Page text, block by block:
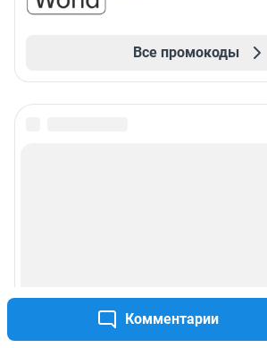
Комментарии
Все промокоды